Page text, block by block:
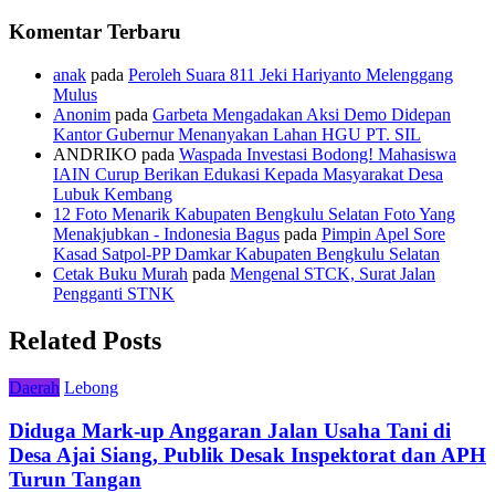
Komentar Terbaru
anak pada Peroleh Suara 811 Jeki Hariyanto Melenggang
Mulus
Anonim pada Garbeta Mengadakan Aksi Demo Didepan
Kantor Gubernur Menanyakan Lahan HGU PT. SIL
ANDRIKO pada Waspada Investasi Bodong! Mahasiswa
IAIN Curup Berikan Edukasi Kepada Masyarakat Desa
Lubuk Kembang
12 Foto Menarik Kabupaten Bengkulu Selatan Foto Yang
Menakjubkan - Indonesia Bagus pada Pimpin Apel Sore
Kasad Satpol-PP Damkar Kabupaten Bengkulu Selatan
Cetak Buku Murah pada Mengenal STCK, Surat Jalan
Pengganti STNK
Related Posts
Daerah Lebong
Diduga Mark-up Anggaran Jalan Usaha Tani di
Desa Ajai Siang, Publik Desak Inspektorat dan APH
Turun Tangan